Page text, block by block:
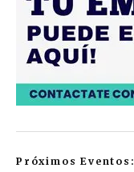
Próximos Eventos: